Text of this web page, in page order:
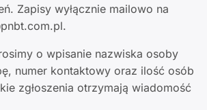
Zapisy wyłącznie mailowo na
o wpisanie nazwiska osoby
numer kontaktowy oraz ilość osób
zgłoszenia otrzymają wiadomość